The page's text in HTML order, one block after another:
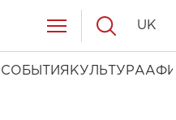
СОБЫТИЯ КУЛЬТУРА
UK